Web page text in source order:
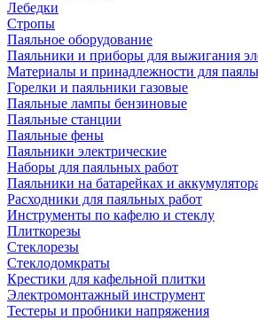
Лебедки
Стропы
Паяльное оборудование
Паяльники и приборы для выжигания
Материалы и принадлежности для
Горелки и паяльники газовые
Паяльные лампы бензиновые
Паяльные станции
Паяльные фены
Паяльники электрические
Наборы для паяльных работ
Паяльники на батарейках и
Расходники для паяльных работ
Инструменты по кафелю и стеклу
Плиткорезы
Стеклорезы
Стеклодомкраты
Крестики для кафельной плитки
Электромонтажный инструмент
Тестеры и пробники напряжения